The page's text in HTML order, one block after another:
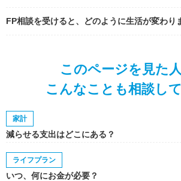
FP相談を受けると、どのように生活が変わり
このページを見た人
こんなことも相談し
家計
減らせる支出はどこにある？
ライフプラン
いつ、何にお金が必要？